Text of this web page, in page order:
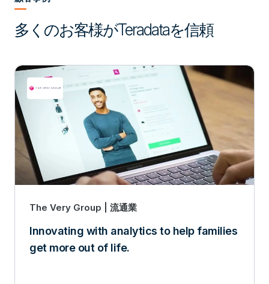
多くのお客様がTeradataを信頼
The Very Group | 流通業
Innovating with analytics to help families
get more out of life.